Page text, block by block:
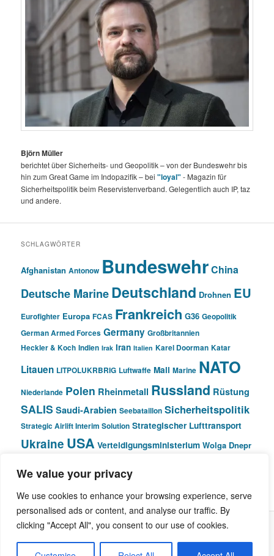
We value your privacy
We use cookies to enhance your browsing experience, serve
personalised ads or content, and analyse our traffic. By
clicking "Accept All", you consent to our use of cookies.
Björn Müller
berichtet über Sicherheits- und Geopolitik – von der Bundeswehr bis
hin zum Great Game im Indopazifik – bei"loyal" - Magazin für
Sicherheitspolitik beim Reservistenverband. Gelegentlich auch IP, taz
und andere.
SCHLAGWÖRTER
Afghanistan Antonow BundeswehrChina
Deutsche MarineDeutschland Drohnen EU
Eurofighter Europa FCAS Frankreich G36 Geopolitik
German Armed Forces Germany Großbritannien
Heckler & Koch Indien Irak Iran Italien Karel Doorman Katar
Litauen LITPOLUKRBRIG Luftwaffe Mali Marine NATO
Niederlande Polen Rheinmetall Russland Rüstung
SALIS Saudi-Arabien Seebataillon Sicherheitspolitik
Strategic Airlift Interim Solution Strategischer Lufttransport
Ukraine USA Verteidigungsministerium Wolga Dnepr
© Pivot Area